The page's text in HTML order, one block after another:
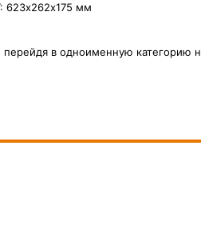
623х262х175 мм
в одноименную категорию